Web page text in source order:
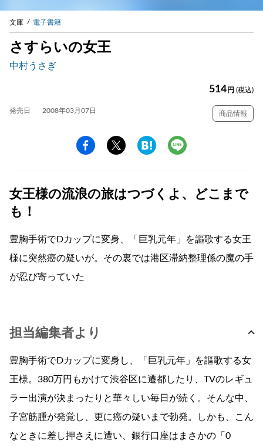
文庫 電子書籍
さすらいの女王
中村うさぎ
514 円 (税込)
発売日 2008年03月07日 商品情報
女王様の流浪の旅はつづくよ、どこまで
も！
豊胸手術でDカップに変身、「巨乳元年」を謳歌する女王
様に突然癌の疑いが。その裏では港区滞納整理係の魔の手
が忍び寄っていた
担当編集者より
豊胸手術でDカップに変身し、「巨乳元年」を謳歌する女
王様。380万円もかけて渋谷区に遷都したり、TVのレギュ
ラー出演が決まったりと華々しい毎日が続く。そんな中、
子宮筋腫が発覚し、更に癌の疑いまで勃発。しかも、こん
なときに差し押さえに遭い、銀行口座はまさかの「0